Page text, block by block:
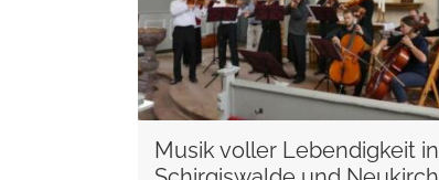
Musik voller Lebendigkeit in